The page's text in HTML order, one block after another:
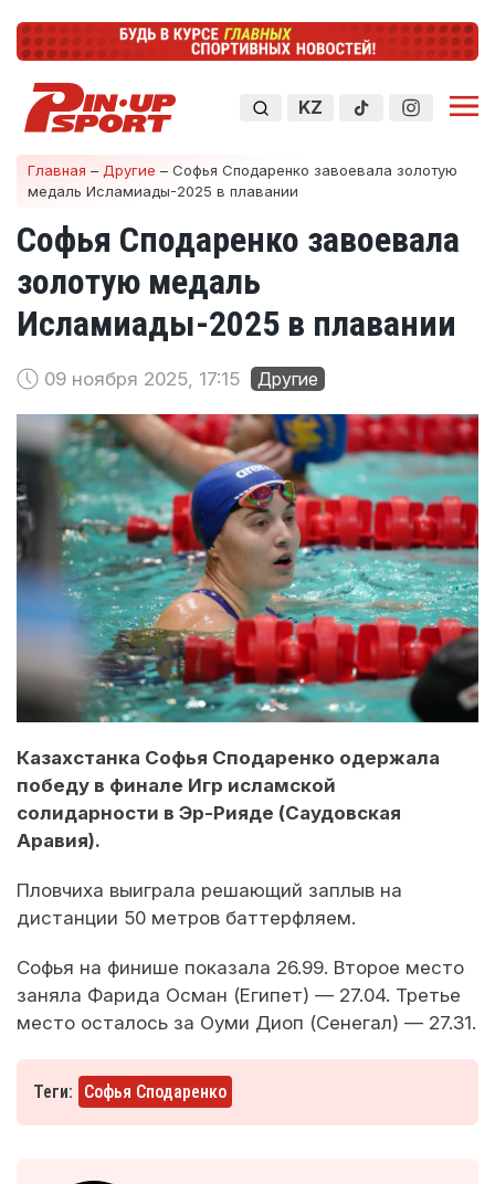
KZ
Главная – Другие – Софья Сподаренко завоевала золотую
медаль Исламиады-2025 в плавании
Софья Сподаренко завоевала
золотую медаль
Исламиады-2025 в плавании
09 ноября 2025, 17:15 Другие
Казахстанка Софья Сподаренко одержала
победу в финале Игр исламской
солидарности в Эр-Рияде (Саудовская
Аравия).
Пловчиха выиграла решающий заплыв на
дистанции 50 метров баттерфляем.
Софья на финише показала 26.99. Второе место
заняла Фарида Осман (Египет) — 27.04. Третье
место осталось за Оуми Диоп (Сенегал) — 27.31.
Теги: Софья Сподаренко